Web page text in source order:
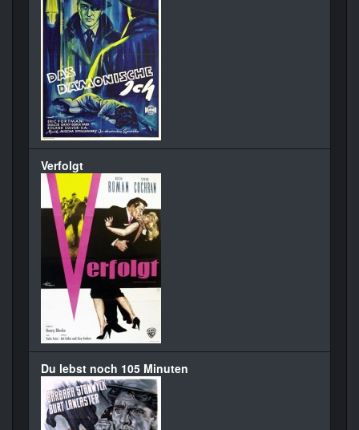
Verfolgt
Du lebst noch 105 Minuten